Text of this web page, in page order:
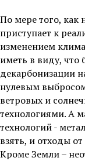
По мере того, как
приступает к
изменением
иметь в виду, что
декарбонизации
нулевым
ветровых и
технологиями. А
технологий -
взять, и отходы
Кроме Земли –